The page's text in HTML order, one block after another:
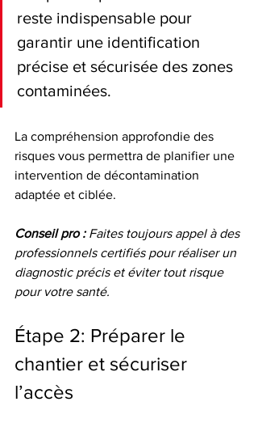
reste indispensable pour
garantir une identification
précise et sécurisée des zones
contaminées.
La compréhension approfondie des
risques vous permettra de planifier une
intervention de décontamination
adaptée et ciblée.
Conseil pro : Faites toujours appel à des
professionnels certifiés pour réaliser un
diagnostic précis et éviter tout risque
pour votre santé.
Étape 2: Préparer le
chantier et sécuriser
l’accès